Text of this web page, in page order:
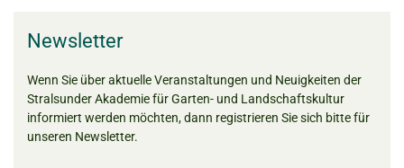
Newsletter
Wenn Sie über aktuelle Veranstaltungen und Neuigkeiten der
Stralsunder Akademie für Garten- und Landschaftskultur
informiert werden möchten, dann registrieren Sie sich bitte für
unseren Newsletter.